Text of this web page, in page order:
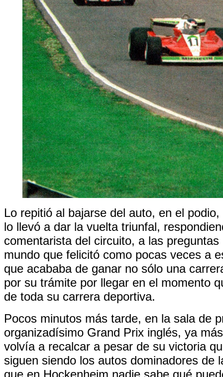
Lo repitió al bajarse del auto, en el
lo llevó a dar la vuelta triunfal,
comentarista del circuito, a las preguntas
mundo que felicitó como pocas veces a
que acababa de ganar no sólo una
por su trámite por llegar en el momento
de toda su carrera deportiva.
Pocos minutos más tarde, en la sala de
organizadísimo Grand Prix inglés, ya
volvía a recalcar a pesar de su victoria
siguen siendo los autos dominadores de
que en Hockenheim nadie sabe qué